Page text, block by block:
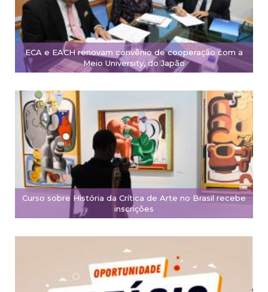
ECA e EACH renovam convênio de cooperação com a
Meio University, do Japão
Curso sobre História da Crítica de Arte no Brasil recebe
inscrições